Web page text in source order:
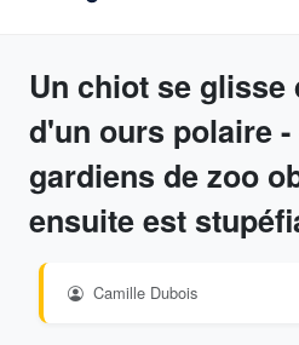
Un chiot se
d'un ours polaire -
gardiens de zoo
ensuite est
Camille Dubois